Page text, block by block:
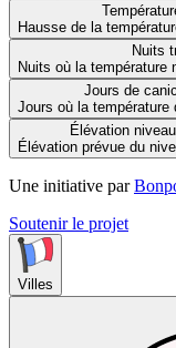
Hausse de la
Nuits
Nuits où la température
Jours de
Jours où la température
Élévation
Élévation prévue du
Une initiative par
Soutenir le projet
Villes